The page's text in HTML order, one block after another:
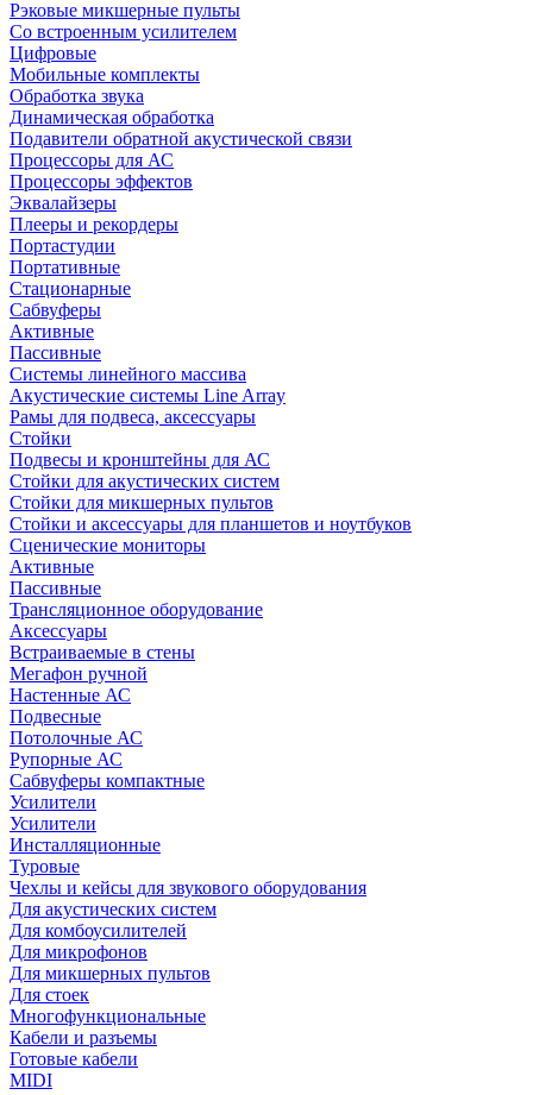
Рэковые микшерные пульты
Со встроенным усилителем
Цифровые
Мобильные комплекты
Обработка звука
Динамическая обработка
Подавители обратной акустической связи
Процессоры для АС
Процессоры эффектов
Эквалайзеры
Плееры и рекордеры
Портастудии
Портативные
Стационарные
Сабвуферы
Активные
Пассивные
Системы линейного массива
Акустические системы Line Array
Рамы для подвеса, аксессуары
Стойки
Подвесы и кронштейны для АС
Стойки для акустических систем
Стойки для микшерных пультов
Стойки и аксессуары для планшетов и ноутбуков
Сценические мониторы
Активные
Пассивные
Трансляционное оборудование
Аксессуары
Встраиваемые в стены
Мегафон ручной
Настенные АС
Подвесные
Потолочные АС
Рупорные АС
Сабвуферы компактные
Усилители
Усилители
Инсталляционные
Туровые
Чехлы и кейсы для звукового оборудования
Для акустических систем
Для комбоусилителей
Для микрофонов
Для микшерных пультов
Для стоек
Многофункциональные
Кабели и разъемы
Готовые кабели
MIDI